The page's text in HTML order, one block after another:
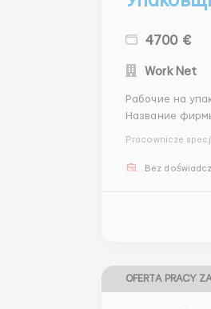
4700 €
Work Net
Рабочие на
Название фирмы:
Pracownicze
Bez
OFERTA PRACY